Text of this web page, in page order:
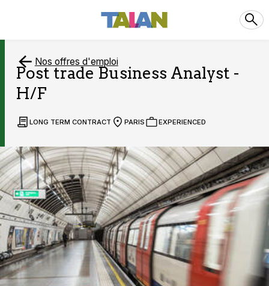
Nos offres d'emploi
Post trade Business Analyst -
H/F
LONG TERM CONTRACT PARIS EXPERIENCED